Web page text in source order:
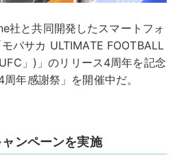
社と共同開発したスマートフォ
バサカ ULTIMATE FOOTBALL
」)」のリリース4周年を記念
年感謝祭」を開催中だ。
ンペーンを実施